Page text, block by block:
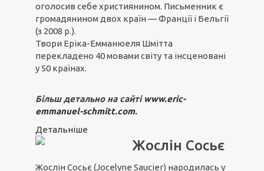
оголосив себе християнином. Письменник є
громадянином двох країн — Франції і Бельгії
(з 2008 р.).
Твори Еріка-Емманюеля Шмітта
перекладено 40 мовами світу та інсценовані
у 50 країнах.
Більш детально на сайті www.eric-
emmanuel-schmitt.com.
Детальніше
Жослін Сосьє
Жослін Сосьє (Jocelyne Saucier) народилась у